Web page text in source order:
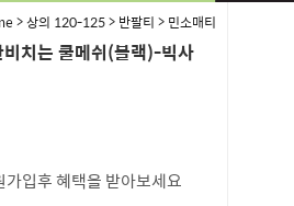
>상의 120-125> 반팔티 > 민소매티
치는 쿨메쉬(블랙)-빅사
입후 혜택을 받아보세요